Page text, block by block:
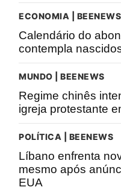
ECONOMIA | BEENEWS
Calendário do
contempla
MUNDO | BEENEWS
Regime chinês
igreja protestante
POLÍTICA | BEENEWS
Líbano enfrenta
mesmo após
EUA